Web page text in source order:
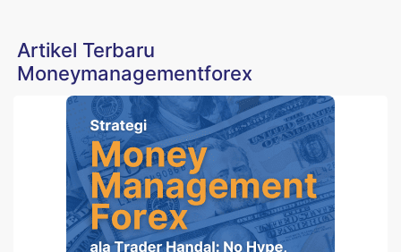
Artikel Terbaru
Moneymanagementforex